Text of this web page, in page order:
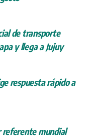
de transporte
y llega a Jujuy
respuesta rápido a
referente mundial